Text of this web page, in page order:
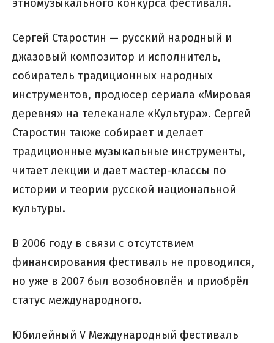
этномузыкального конкурса фестиваля.
Сергей Старостин — русский народный и
джазовый композитор и исполнитель,
собиратель традиционных народных
инструментов, продюсер сериала «Мировая
деревня» на телеканале «Культура». Сергей
Старостин также собирает и делает
традиционные музыкальные инструменты,
читает лекции и дает мастер-классы по
истории и теории русской национальной
культуры.
В 2006 году в связи с отсутствием
финансирования фестиваль не проводился,
но уже в 2007 был возобновлён и приобрёл
статус международного.
Юбилейный V Международный фестиваль